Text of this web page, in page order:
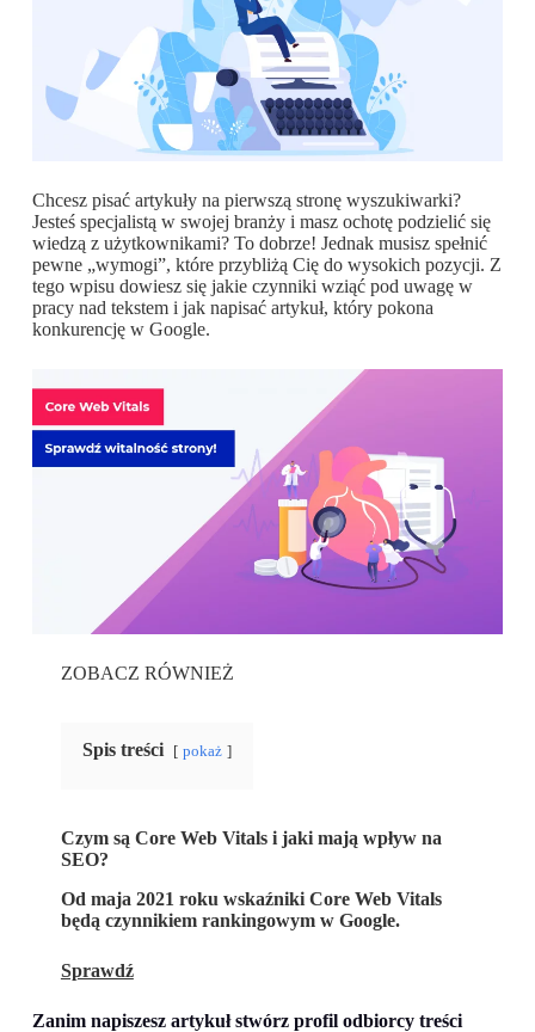
Chcesz pisać artykuły na pierwszą stronę wyszukiwarki?
Jesteś specjalistą w swojej branży i masz ochotę podzielić się
wiedzą z użytkownikami? To dobrze! Jednak musisz spełnić
pewne „wymogi”, które przybliżą Cię do wysokich pozycji. Z
tego wpisu dowiesz się jakie czynniki wziąć pod uwagę w
pracy nad tekstem i jak napisać artykuł, który pokona
konkurencję w Google.
ZOBACZ RÓWNIEŻ
Spis treści pokaż
Czym są Core Web Vitals i jaki mają wpływ na
SEO?
Od maja 2021 roku wskaźniki Core Web Vitals
będą czynnikiem rankingowym w Google.
Sprawdź
Zanim napiszesz artykuł stwórz profil odbiorcy treści